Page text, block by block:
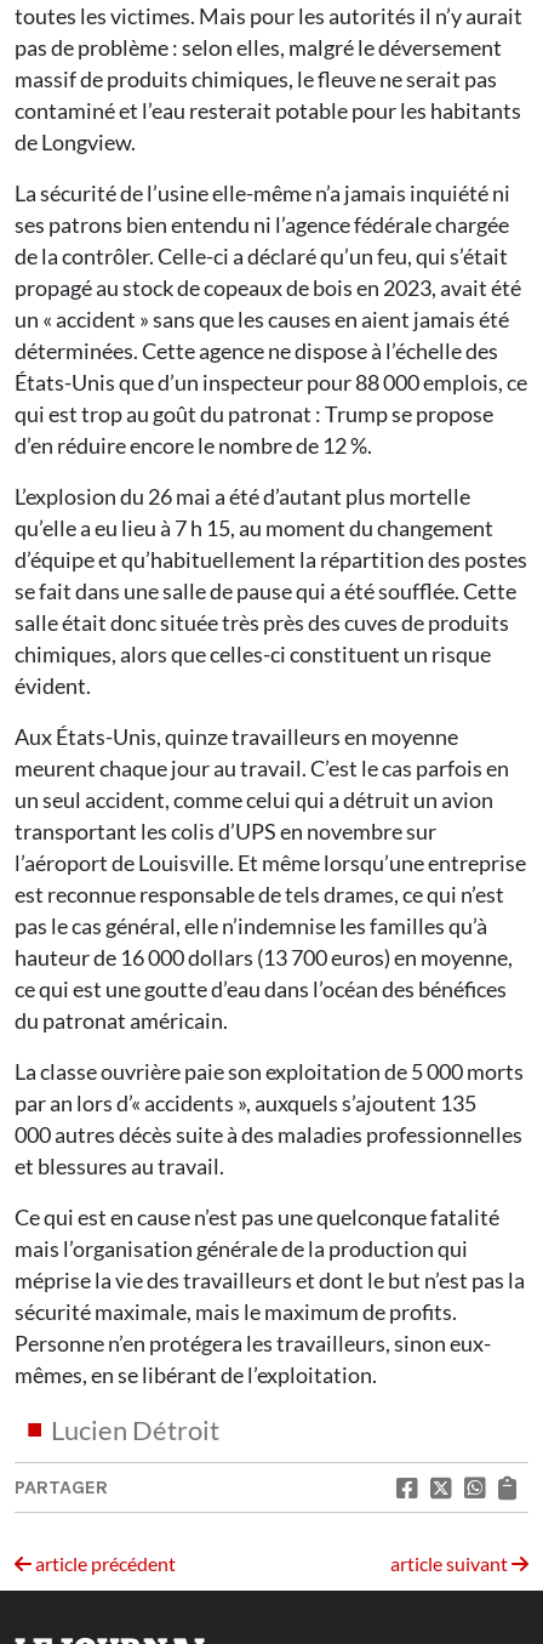
toutes les victimes. Mais pour les autorités il n’y aurait
pas de problème : selon elles, malgré le déversement
massif de produits chimiques, le fleuve ne serait pas
contaminé et l’eau resterait potable pour les habitants
de Longview.
La sécurité de l’usine elle-même n’a jamais inquiété ni
ses patrons bien entendu ni l’agence fédérale chargée
de la contrôler. Celle-ci a déclaré qu’un feu, qui s’était
propagé au stock de copeaux de bois en 2023, avait été
un « accident » sans que les causes en aient jamais été
déterminées. Cette agence ne dispose à l’échelle des
États-Unis que d’un inspecteur pour 88 000 emplois, ce
qui est trop au goût du patronat : Trump se propose
d’en réduire encore le nombre de 12 %.
L’explosion du 26 mai a été d’autant plus mortelle
qu’elle a eu lieu à 7 h 15, au moment du changement
d’équipe et qu’habituellement la répartition des postes
se fait dans une salle de pause qui a été soufflée. Cette
salle était donc située très près des cuves de produits
chimiques, alors que celles-ci constituent un risque
évident.
Aux États-Unis, quinze travailleurs en moyenne
meurent chaque jour au travail. C’est le cas parfois en
un seul accident, comme celui qui a détruit un avion
transportant les colis d’UPS en novembre sur
l’aéroport de Louisville. Et même lorsqu’une entreprise
est reconnue responsable de tels drames, ce qui n’est
pas le cas général, elle n’indemnise les familles qu’à
hauteur de 16 000 dollars (13 700 euros) en moyenne,
ce qui est une goutte d’eau dans l’océan des bénéfices
du patronat américain.
La classe ouvrière paie son exploitation de 5 000 morts
par an lors d’« accidents », auxquels s’ajoutent 135
000 autres décès suite à des maladies professionnelles
et blessures au travail.
Ce qui est en cause n’est pas une quelconque fatalité
mais l’organisation générale de la production qui
méprise la vie des travailleurs et dont le but n’est pas la
sécurité maximale, mais le maximum de profits.
Personne n’en protégera les travailleurs, sinon eux-
mêmes, en se libérant de l’exploitation.
Lucien Détroit
PARTAGER
article précédent article suivant